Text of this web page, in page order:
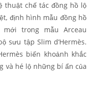
thuật chế tác đồng hồ lộ
định hình mẫu đồng hồ
trong mẫu Arceau
sưu tập Slim d’Hermès.
biến khoảnh khắc
và hé lộ những bí ẩn của